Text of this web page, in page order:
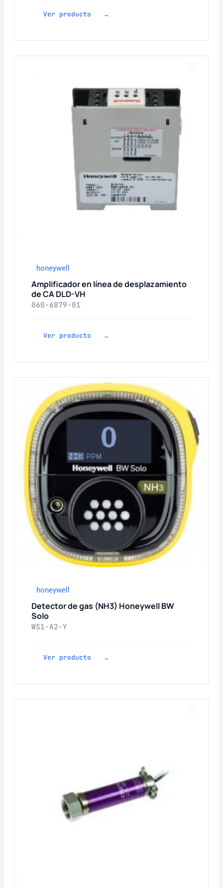
Ver producto →
honeywell
Amplificador en línea de desplazamiento
de CA DLD-VH
060-6879-01
Ver producto →
honeywell
Detector de gas (NH3) Honeywell BW
Solo
WS1-A2-Y
Ver producto →